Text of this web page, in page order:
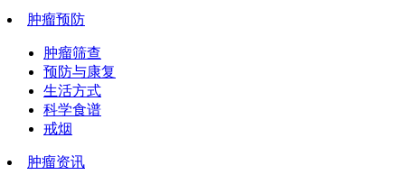
肿瘤预防
肿瘤筛查
预防与康复
生活方式
科学食谱
戒烟
肿瘤资讯